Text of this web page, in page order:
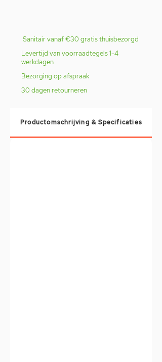
Sanitair vanaf €30 gratis thuisbezorgd
Levertijd van voorraadtegels 1-4
werkdagen
Bezorging op afspraak
30 dagen retourneren
Productomschrijving & Specificaties